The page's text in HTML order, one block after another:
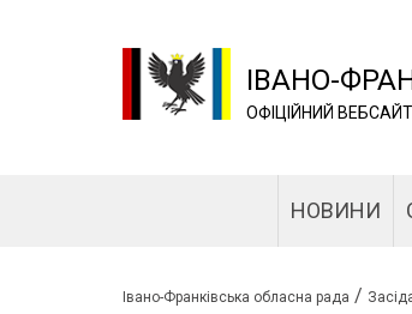
ІВАНО-
ОФІЦІЙНИЙ ВЕБСАЙТ
НОВИНИ
Івано-Франківська обласна рада /